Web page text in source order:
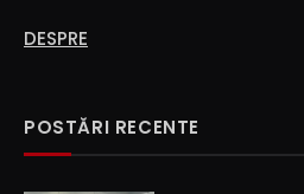
DESPRE
POSTĂRI RECENTE